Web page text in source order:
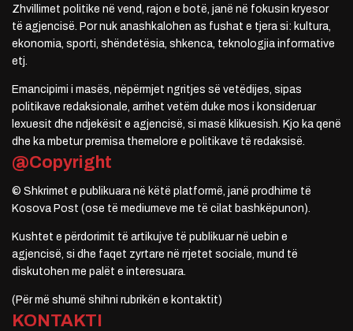
Zhvillimet politike në vend, rajon e botë, janë në fokusin kryesor
të agjencisë. Por nuk anashkalohen as fushat e tjera si: kultura,
ekonomia, sporti, shëndetësia, shkenca, teknologjia informative
etj.
Emancipimi i masës, nëpërmjet ngritjes së vetëdijes, sipas
politikave redaksionale, arrihet vetëm duke mos i konsideruar
lexuesit dhe ndjekësit e agjencisë, si masë klikuesish. Kjo ka qenë
dhe ka mbetur premisa themelore e politikave të redaksisë.
@Copyright
© Shkrimet e publikuara në këtë platformë, janë prodhime të
Kosova Post (ose të mediumeve me të cilat bashkëpunon).
Kushtet e përdorimit të artikujve të publikuar në uebin e
agjencisë, si dhe faqet zyrtare në rrjetet sociale, mund të
diskutohen me palët e interesuara.
(Për më shumë shihni rubrikën e kontaktit)
KONTAKTI